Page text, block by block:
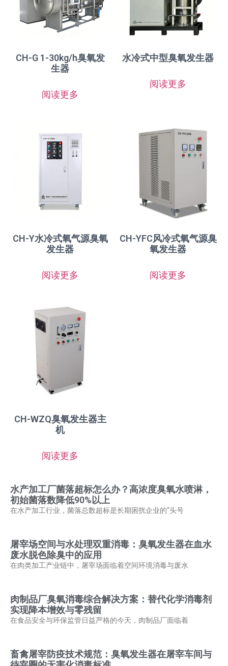
CH-G 1-30kg/h臭氧发
生器
阅读更多
水冷式中型臭氧发生器
阅读更多
CH-Y水冷式氧气源臭氧
发生器
阅读更多
CH-YFC风冷式氧气源臭
氧发生器
阅读更多
CH-WZQ臭氧发生器主
机
阅读更多
水产加工厂菌落超标怎么办？高浓度臭氧水喷淋，
初始菌落数降低90%以上
在水产加工行业，菌落总数超标是长期困扰企业的“头号
屠宰场空间与水处理双重消毒：臭氧发生器在血水
废水脱色除臭中的应用
在肉类加工产业链中，屠宰场面临着空间环境消毒与废水
肉制品厂臭氧消毒综合解决方案：替代化学消毒剂
实现降本增效与零残留
在食品安全与环保监管日益严格的今天，肉制品厂面临着
畜禽屠宰防疫技术规范：臭氧发生器在屠宰车间与